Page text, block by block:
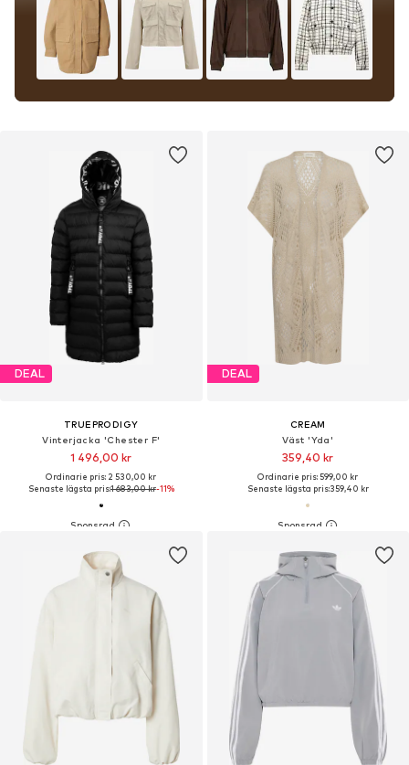
DEAL
TRUEPRODIGY
Vinterjacka 'Chester F'
1 496,00 kr
Ordinarie pris: 2 530,00 kr
Senaste lägsta pris:1 683,00 kr-11%
DEAL
CREAM
Väst 'Yda'
359,40 kr
Ordinarie pris: 599,00 kr
Senaste lägsta pris:359,40 kr